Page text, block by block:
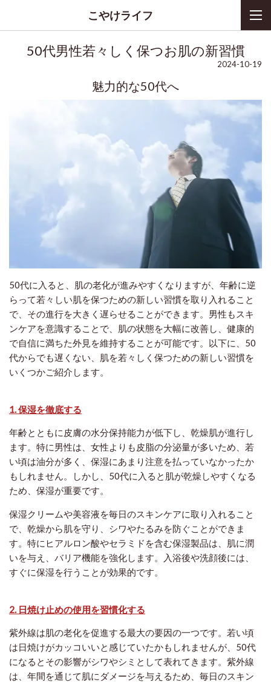
こやけライフ
50代男性若々しく保つお肌の新習慣
2024-10-19
魅力的な50代へ
50代に入ると、肌の老化が進みやすくなりますが、年齢に逆
らって若々しい肌を保つための新しい習慣を取り入れること
で、その進行を大きく遅らせることができます。男性もスキ
ンケアを意識することで、肌の状態を大幅に改善し、健康的
で自信に満ちた外見を維持することが可能です。以下に、50
代からでも遅くない、肌を若々しく保つための新しい習慣を
いくつかご紹介します。
1. 保湿を徹底する
年齢とともに皮膚の水分保持能力が低下し、乾燥肌が進行し
ます。特に男性は、女性よりも皮脂の分泌量が多いため、若
い頃は油分が多く、保湿にあまり注意を払っていなかったか
もしれません。しかし、50代に入ると肌が乾燥しやすくなる
ため、保湿が重要です。
保湿クリームや美容液を毎日のスキンケアに取り入れること
で、乾燥から肌を守り、シワやたるみを防ぐことができま
す。特にヒアルロン酸やセラミドを含む保湿製品は、肌に潤
いを与え、バリア機能を強化します。入浴後や洗顔後には、
すぐに保湿を行うことが効果的です。
2. 日焼け止めの使用を習慣化する
紫外線は肌の老化を促進する最大の要因の一つです。若い頃
は日焼けがカッコいいと感じていたかもしれませんが、50代
になるとその影響がシワやシミとして表れてきます。紫外線
は、年間を通じて肌にダメージを与えるため、毎日のスキン